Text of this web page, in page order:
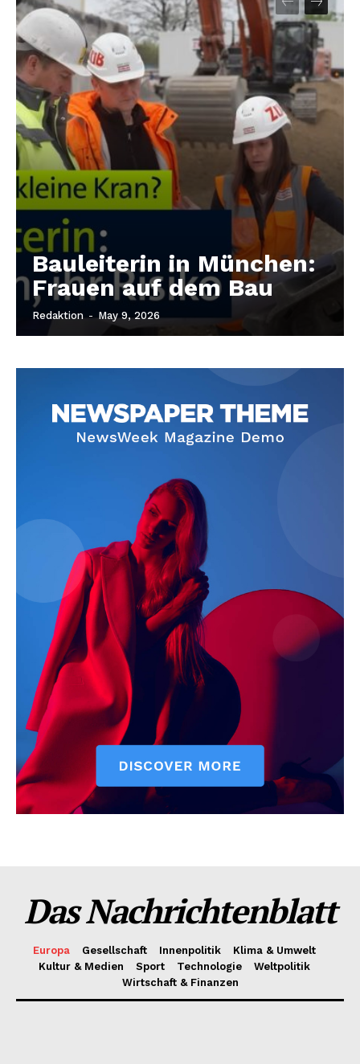
Bauleiterin in München:
Frauen auf dem Bau
Redaktion - May 9, 2026
Das Nachrichtenblatt
Europa Gesellschaft Innenpolitik
Klima & Umwelt
Kultur & Medien
Sport Technologie
Weltpolitik
Wirtschaft & Finanzen